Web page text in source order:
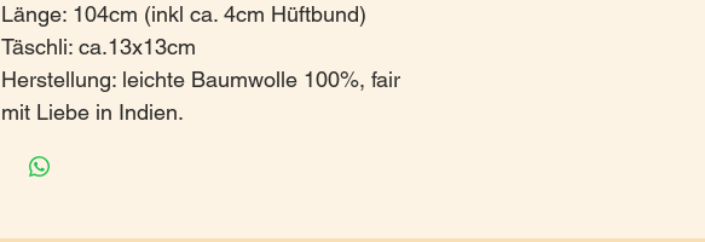
Länge: 104cm (inkl ca. 4cm Hüftbund)
Täschli: ca.13x13cm
Herstellung: leichte Baumwolle 100%, fair
mit Liebe in Indien.